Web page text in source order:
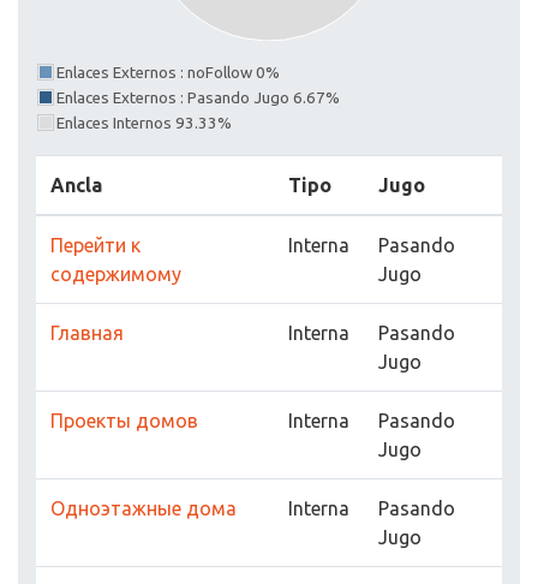
Enlaces Externos : noFollow 0%
Enlaces Externos : Pasando Jugo 6.67%
Enlaces Internos 93.33%
Ancla Tipo Jugo
Перейти к
содержимому
Interna
Pasando
Jugo
Главная Interna
Pasando
Jugo
Проекты домов Interna
Pasando
Jugo
Одноэтажные дома Interna
Pasando
Jugo